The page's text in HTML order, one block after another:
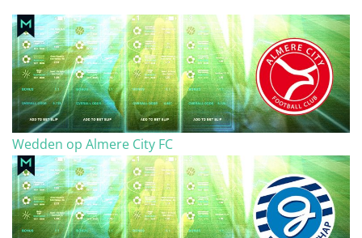
Wedden op Almere City FC